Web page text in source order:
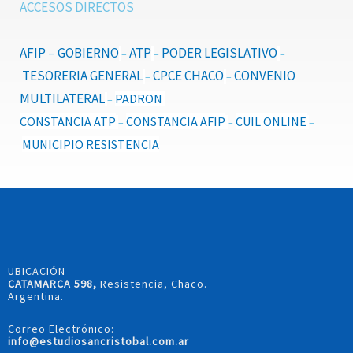
ACCESOS DIRECTOS
AFIP–GOBIERNO – ATP– PODER LEGISLATIVO –
TESORERIA GENERAL– CPCE CHACO – CONVENIO
MULTILATERAL– PADRON
CONSTANCIA ATP – CONSTANCIA AFIP – CUIL ONLINE –
MUNICIPIO RESISTENCIA
UBICACIÓN
CATAMARCA 598, Resistencia, Chaco.
Argentina.
Correo Electrónico:
info@estudiosancristobal.com.ar